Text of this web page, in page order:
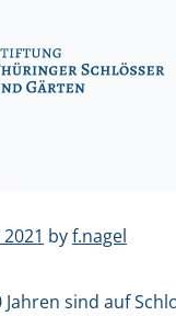
byf.nagel
sind auf